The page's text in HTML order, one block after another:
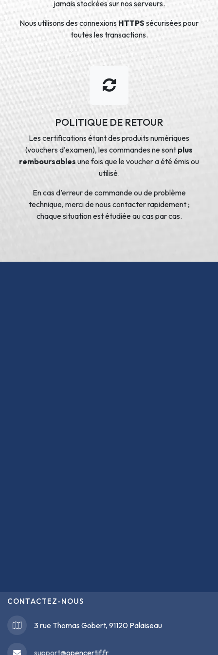
jamais stockées sur nos serveurs.
Nous utilisons des connexions HTTPS sécurisées pour
toutes les transactions.
POLITIQUE DE RETOUR
Les certifications étant des produits numériques
(vouchers d’examen), les commandes ne sont plus
remboursables une fois que le voucher a été émis ou
utilisé.
En cas d’erreur de commande ou de problème
technique, merci de nous contacter rapidement ;
chaque situation est étudiée au cas par cas.
CONTACTEZ-NOUS
3 rue Thomas Gobert, 91120 Palaiseau
support@opencertif.fr